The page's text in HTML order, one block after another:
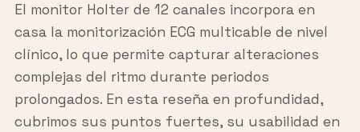
El monitor Holter de 12 canales incorpora en
casa la monitorización ECG multicable de nivel
clínico, lo que permite capturar alteraciones
complejas del ritmo durante periodos
prolongados. En esta reseña en profundidad,
cubrimos sus puntos fuertes, su usabilidad en